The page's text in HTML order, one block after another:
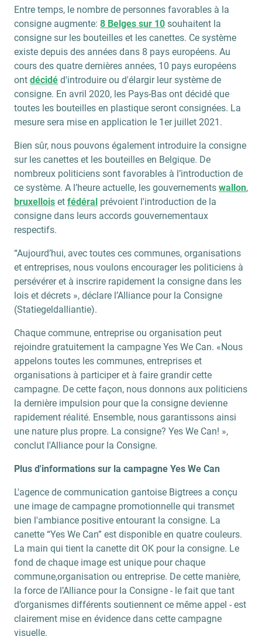
Entre temps, le nombre de personnes favorables à la
consigne augmente: 8 Belges sur 10 souhaitent la
consigne sur les bouteilles et les canettes. Ce système
existe depuis des années dans 8 pays européens. Au
cours des quatre dernières années, 10 pays européens
ont décidé d'introduire ou d'élargir leur système de
consigne. En avril 2020, les Pays-Bas ont décidé que
toutes les bouteilles en plastique seront consignées. La
mesure sera mise en application le 1er juillet 2021.
Bien sûr, nous pouvons également introduire la consigne
sur les canettes et les bouteilles en Belgique. De
nombreux politiciens sont favorables à l’introduction de
ce système. A l’heure actuelle, les gouvernements wallon,
bruxellois et fédéral prévoient l'introduction de la
consigne dans leurs accords gouvernementaux
respectifs.
“Aujourd’hui, avec toutes ces communes, organisations
et entreprises, nous voulons encourager les politiciens à
persévérer et à inscrire rapidement la consigne dans les
lois et décrets », déclare l’Alliance pour la Consigne
(Statiegeldalliantie).
Chaque commune, entreprise ou organisation peut
rejoindre gratuitement la campagne Yes We Can. «Nous
appelons toutes les communes, entreprises et
organisations à participer et à faire grandir cette
campagne. De cette façon, nous donnons aux politiciens
la dernière impulsion pour que la consigne devienne
rapidement réalité. Ensemble, nous garantissons ainsi
une nature plus propre. La consigne? Yes We Can! »,
conclut l'Alliance pour la Consigne.
Plus d'informations sur la campagne Yes We Can
L'agence de communication gantoise Bigtrees a conçu
une image de campagne promotionnelle qui transmet
bien l'ambiance positive entourant la consigne. La
canette “Yes We Can” est disponible en quatre couleurs.
La main qui tient la canette dit OK pour la consigne. Le
fond de chaque image est unique pour chaque
commune,organisation ou entreprise. De cette manière,
la force de l’Alliance pour la Consigne - le fait que tant
d’organismes différents soutiennent ce même appel - est
clairement mise en évidence dans cette campagne
visuelle.